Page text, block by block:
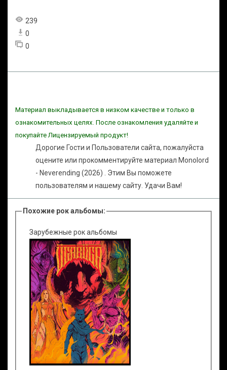
239
0
0
Материал выкладывается в низком качестве и только в
ознакомительных целях. После ознакомления удаляйте и
покупайте Лицензируемый продукт!
Дорогие Гости и Пользователи сайта, пожалуйста
оцените или прокомментируйте материал Monolord
- Neverending (2026) . Этим Вы поможете
пользователям и нашему сайту. Удачи Вам!
Похожие рок альбомы:
Зарубежные рок альбомы